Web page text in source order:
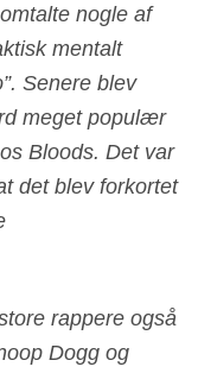
nogle af
mentalt
Senere blev
meget populær
Bloods. Det var
det blev forkortet
rappere også
Dogg og